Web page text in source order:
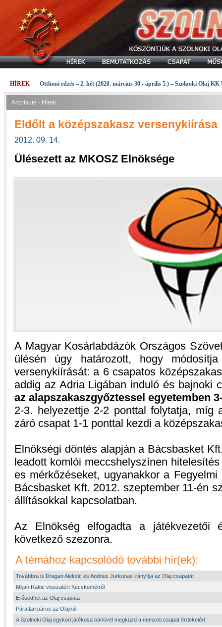
HÍREK Otthoni edzés – 2. hét (2020. március 30 - április 5.) – Szolnoki Olaj KK
Archívum - Hírek
Eldőlt a középszakasz versenykiírása
2012. 09. 14.
Ülésezett az MKOSZ Elnöksége
A Magyar Kosárlabdázók Országos
ülésén úgy határozott, hogy
versenykiírását: a 6 csapatos
addig az Adria Ligában induló és bajnoki
az alapszakaszgyőztessel egyetemben
2-3. helyezettje 2-2 ponttal folytatja, míg
záró csapat 1-1 ponttal kezdi a
Elnökségi döntés alapján a Bácsbasket
leadott komlói meccshelyszínen
es mérkőzéseket, ugyanakkor a
Bácsbasket Kft. 2012. szeptember 11-én
állításokkal kapcsolatban.
Az Elnökség elfogadta a játékvezetői
következő szezonra.
A témához kapcsolódó további hír(ek):
Továbbra is Dragan Aleksic és Andrius Jurkunas irányítja az Olaj csapatát
Miljan Rakic visszatért Kecskemétről
Erősödhet az Olaj csapata
Páratlan páros az Olajnál
A Szolnoki Olaj egykori játékosa bárkivel megküzd a nemzeti csapat érdekeiért